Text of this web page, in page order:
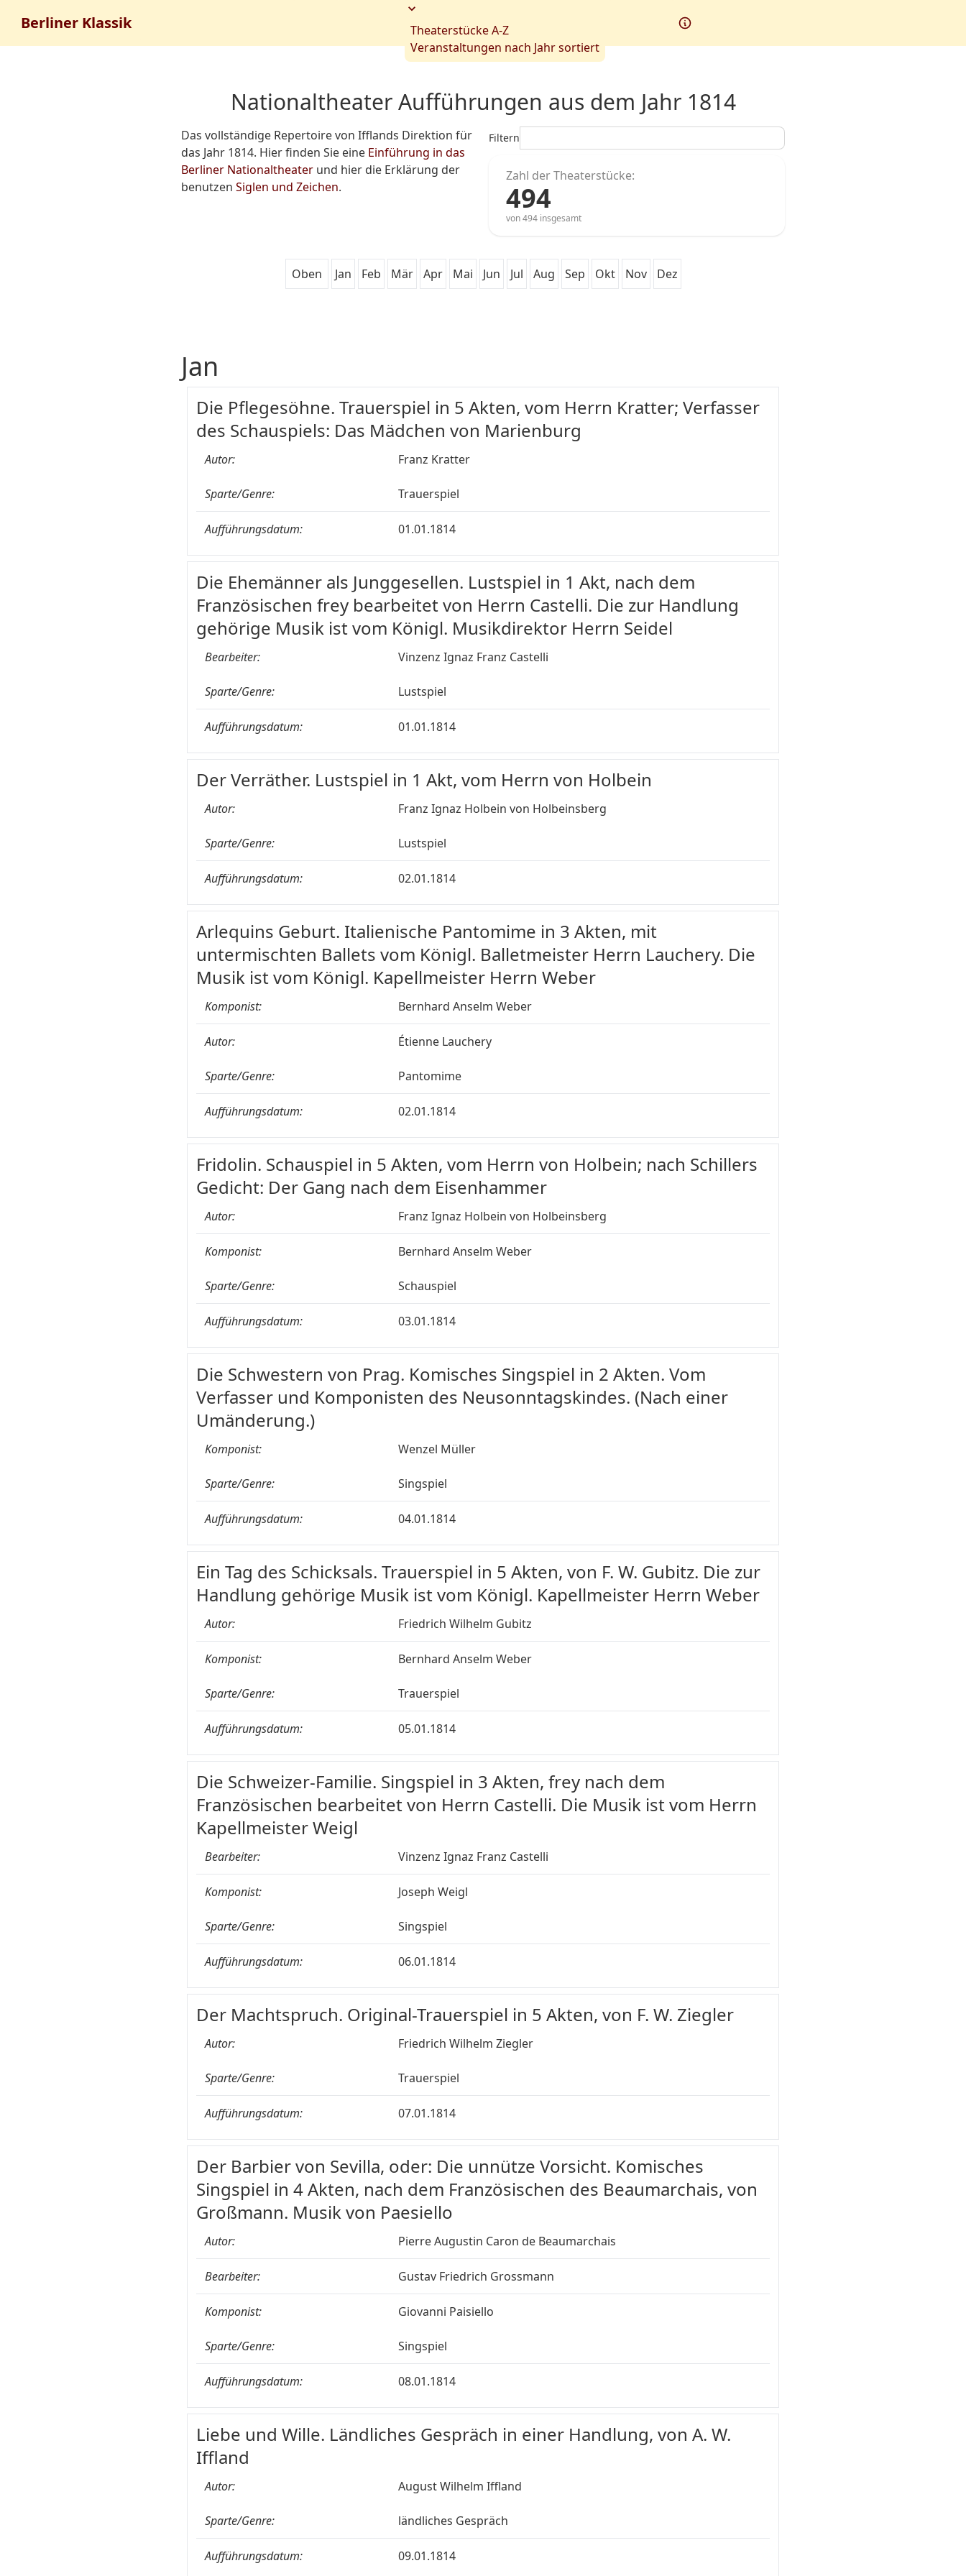
Berliner Klassik
Theaterstücke A-Z
Veranstaltungen nach Jahr sortiert
Nationaltheater Aufführungen aus dem Jahr 1814
Das vollständige Repertoire von Ifflands Direktion für
das Jahr 1814. Hier finden Sie eine Einführung in das
Berliner Nationaltheater und hier die Erklärung der
benutzen Siglen und Zeichen.
Filtern
Zahl der Theaterstücke:
494
von 494 insgesamt
Oben Jan Feb Mär Apr Mai Jun Jul Aug Sep Okt Nov Dez
Jan
Die Pflegesöhne. Trauerspiel in 5 Akten, vom Herrn Kratter; Verfasser
des Schauspiels: Das Mädchen von Marienburg
Autor: Franz Kratter
Sparte/Genre: Trauerspiel
Aufführungsdatum: 01.01.1814
Die Ehemänner als Junggesellen. Lustspiel in 1 Akt, nach dem
Französischen frey bearbeitet von Herrn Castelli. Die zur Handlung
gehörige Musik ist vom Königl. Musikdirektor Herrn Seidel
Bearbeiter: Vinzenz Ignaz Franz Castelli
Sparte/Genre: Lustspiel
Aufführungsdatum: 01.01.1814
Der Verräther. Lustspiel in 1 Akt, vom Herrn von Holbein
Autor: Franz Ignaz Holbein von Holbeinsberg
Sparte/Genre: Lustspiel
Aufführungsdatum: 02.01.1814
Arlequins Geburt. Italienische Pantomime in 3 Akten, mit
untermischten Ballets vom Königl. Balletmeister Herrn Lauchery. Die
Musik ist vom Königl. Kapellmeister Herrn Weber
Komponist: Bernhard Anselm Weber
Autor: Étienne Lauchery
Sparte/Genre: Pantomime
Aufführungsdatum: 02.01.1814
Fridolin. Schauspiel in 5 Akten, vom Herrn von Holbein; nach Schillers
Gedicht: Der Gang nach dem Eisenhammer
Autor: Franz Ignaz Holbein von Holbeinsberg
Komponist: Bernhard Anselm Weber
Sparte/Genre: Schauspiel
Aufführungsdatum: 03.01.1814
Die Schwestern von Prag. Komisches Singspiel in 2 Akten. Vom
Verfasser und Komponisten des Neusonntagskindes. (Nach einer
Umänderung.)
Komponist: Wenzel Müller
Sparte/Genre: Singspiel
Aufführungsdatum: 04.01.1814
Ein Tag des Schicksals. Trauerspiel in 5 Akten, von F. W. Gubitz. Die zur
Handlung gehörige Musik ist vom Königl. Kapellmeister Herrn Weber
Autor: Friedrich Wilhelm Gubitz
Komponist: Bernhard Anselm Weber
Sparte/Genre: Trauerspiel
Aufführungsdatum: 05.01.1814
Die Schweizer-Familie. Singspiel in 3 Akten, frey nach dem
Französischen bearbeitet von Herrn Castelli. Die Musik ist vom Herrn
Kapellmeister Weigl
Bearbeiter: Vinzenz Ignaz Franz Castelli
Komponist: Joseph Weigl
Sparte/Genre: Singspiel
Aufführungsdatum: 06.01.1814
Der Machtspruch. Original-Trauerspiel in 5 Akten, von F. W. Ziegler
Autor: Friedrich Wilhelm Ziegler
Sparte/Genre: Trauerspiel
Aufführungsdatum: 07.01.1814
Der Barbier von Sevilla, oder: Die unnütze Vorsicht. Komisches
Singspiel in 4 Akten, nach dem Französischen des Beaumarchais, von
Großmann. Musik von Paesiello
Autor: Pierre Augustin Caron de Beaumarchais
Bearbeiter: Gustav Friedrich Grossmann
Komponist: Giovanni Paisiello
Sparte/Genre: Singspiel
Aufführungsdatum: 08.01.1814
Liebe und Wille. Ländliches Gespräch in einer Handlung, von A. W.
Iffland
Autor: August Wilhelm Iffland
Sparte/Genre: ländliches Gespräch
Aufführungsdatum: 09.01.1814